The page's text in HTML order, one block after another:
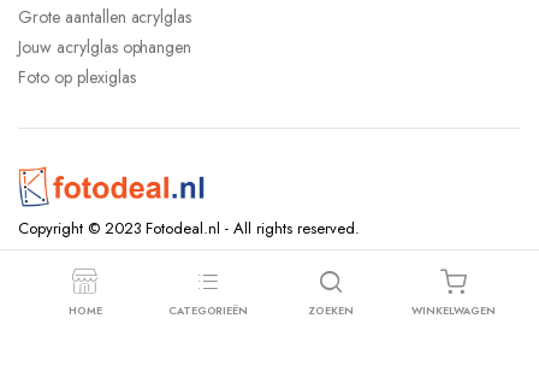
Grote aantallen acrylglas
Jouw acrylglas ophangen
Foto op plexiglas
Copyright © 2023 Fotodeal.nl - All rights reserved.
HOME CATEGORIEËN ZOEKEN WINKELWAGEN